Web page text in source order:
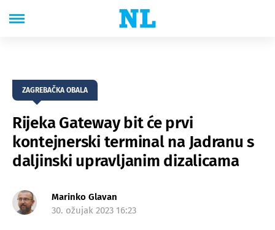
ZAGREBAČKA OBALA
Rijeka Gateway bit će prvi
kontejnerski terminal na Jadranu s
daljinski upravljanim dizalicama
Marinko Glavan
30. ožujak 2023 16:23